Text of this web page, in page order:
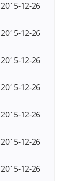
2015-12-26
2015-12-26
2015-12-26
2015-12-26
2015-12-26
2015-12-26
2015-12-26